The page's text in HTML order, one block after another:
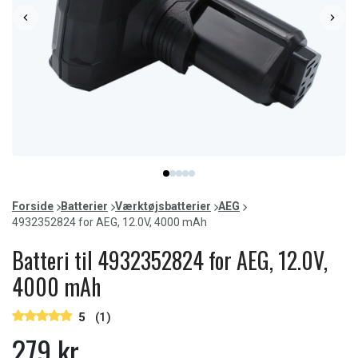
item
0
item
1
item
2
item
3
item
4
of
5
Forside Batterier Værktøjsbatterier
AEG
4932352824 for AEG, 12.0V, 4000 mAh
Batteri til 4932352824 for AEG, 12.0V,
4000 mAh
5 (1)